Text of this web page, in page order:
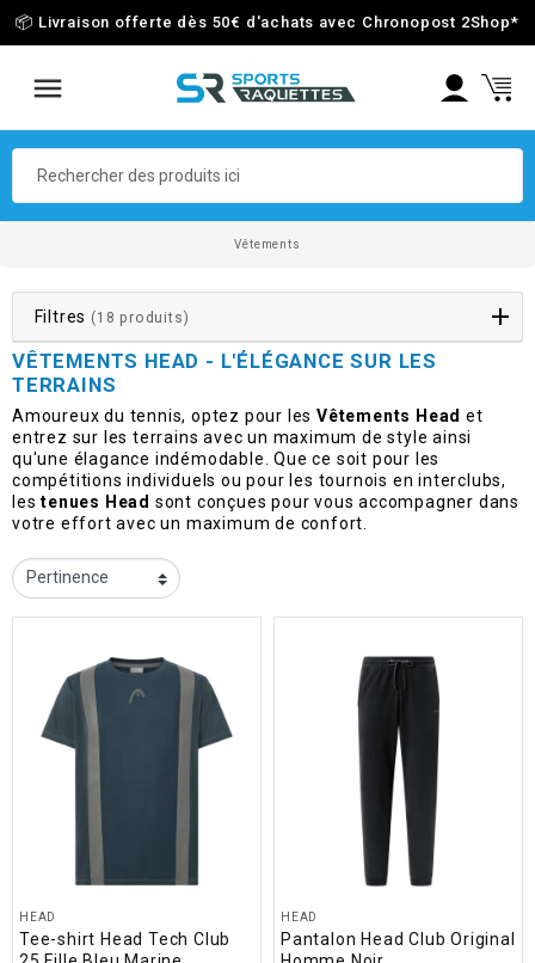
📦 Livraison offerte dès 50€ d'achats avec Chronopost 2Shop*
Vêtements
Filtres (18 produits)
VÊTEMENTS HEAD - L'ÉLÉGANCE SUR LES
TERRAINS
Amoureux du tennis, optez pour les Vêtements Head et
entrez sur les terrains avec un maximum de style ainsi
qu'une élagance indémodable. Que ce soit pour les
compétitions individuels ou pour les tournois en interclubs,
lestenues Head sont conçues pour vous accompagner dans
votre effort avec un maximum de confort.
HEAD
Tee-shirt Head Tech Club
HEAD
Pantalon Head Club Original